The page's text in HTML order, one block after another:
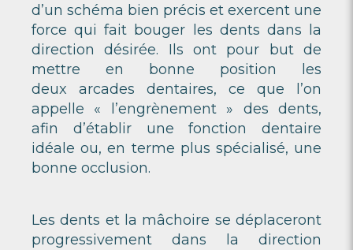
d’un schéma bien précis et exercent une
force qui fait bouger les dents dans la
direction désirée. Ils ont pour but de
mettre en bonne position les
deux arcades dentaires, ce que l’on
appelle « l’engrènement » des dents,
afin d’établir une fonction dentaire
idéale ou, en terme plus spécialisé, une
bonne occlusion.
Les dents et la mâchoire se déplaceront
progressivement dans la direction